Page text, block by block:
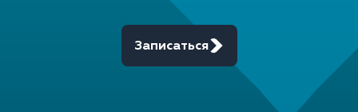
Записаться